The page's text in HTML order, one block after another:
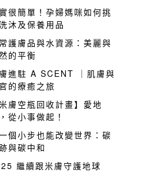
很簡單！孕婦媽咪如何挑
沐及保養用品
護膚品與水資源：美麗與
的平衡
進駐 A SCENT ｜肌膚與
的療癒之旅
米膚空瓶回收計畫】愛地
從小事做起！
個小步也能改變世界：碳
與碳中和
繼續跟米膚守護地球